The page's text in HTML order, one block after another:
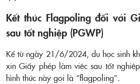
Kết thúc Flagpoling đối với
sau tốt nghiệp (PGWP)
Kể từ ngày 21/6/2024, du học sinh
xin Giấy phép làm việc sau tốt
hình thức này gọi là “flagpoling”.